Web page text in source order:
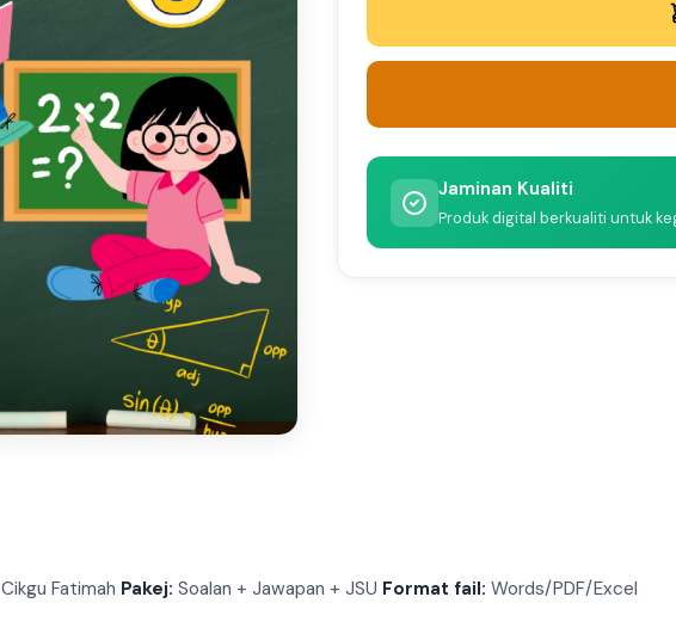
Jaminan Kualiti
Produk digital berkualiti untuk
Cikgu Fatimah Pakej: Soalan + Jawapan + JSU Format fail: Words/PDF/Excel